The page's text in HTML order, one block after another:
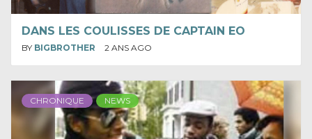
DANS LES COULISSES DE CAPTAIN EO
BY BIGBROTHER 2 ANS AGO
CHRONIQUE NEWS